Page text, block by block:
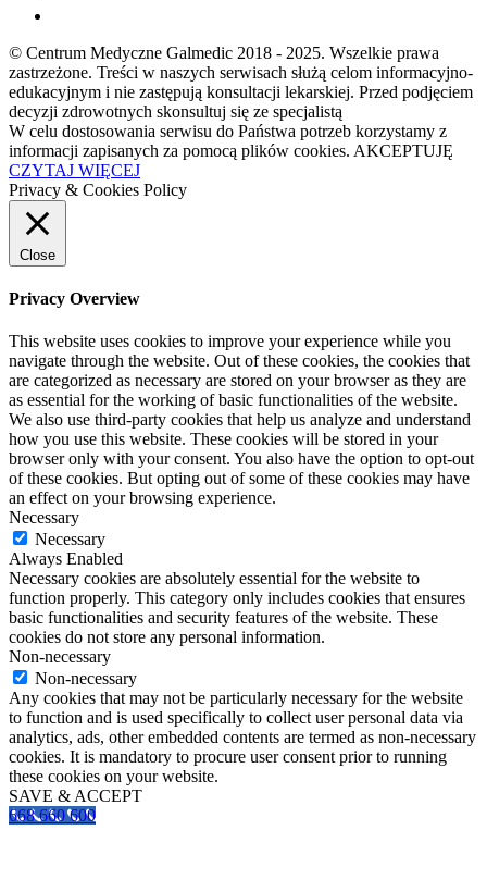
© Centrum Medyczne Galmedic 2018 - 2025. Wszelkie prawa
zastrzeżone. Treści w naszych serwisach służą celom informacyjno-
edukacyjnym i nie zastępują konsultacji lekarskiej. Przed podjęciem
decyzji zdrowotnych skonsultuj się ze specjalistą
W celu dostosowania serwisu do Państwa potrzeb korzystamy z
informacji zapisanych za pomocą plików cookies. AKCEPTUJĘ
CZYTAJ WIĘCEJ
Privacy & Cookies Policy
Close
Privacy Overview
This website uses cookies to improve your experience while you
navigate through the website. Out of these cookies, the cookies that
are categorized as necessary are stored on your browser as they are
as essential for the working of basic functionalities of the website.
We also use third-party cookies that help us analyze and understand
how you use this website. These cookies will be stored in your
browser only with your consent. You also have the option to opt-out
of these cookies. But opting out of some of these cookies may have
an effect on your browsing experience.
Necessary
Necessary
Always Enabled
Necessary cookies are absolutely essential for the website to
function properly. This category only includes cookies that ensures
basic functionalities and security features of the website. These
cookies do not store any personal information.
Non-necessary
Non-necessary
Any cookies that may not be particularly necessary for the website
to function and is used specifically to collect user personal data via
analytics, ads, other embedded contents are termed as non-necessary
cookies. It is mandatory to procure user consent prior to running
these cookies on your website.
SAVE & ACCEPT
668 660 600